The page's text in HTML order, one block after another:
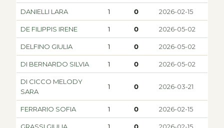
DANIELLI LARA 1 0 2026-02-15
DE FILIPPIS IRENE 1 0 2026-05-02
DELFINO GIULIA 1 0 2026-05-02
DI BERNARDO SILVIA 1 0 2026-05-02
DI CICCO MELODY
SARA
1 0 2026-03-21
FERRARIO SOFIA 1 0 2026-02-15